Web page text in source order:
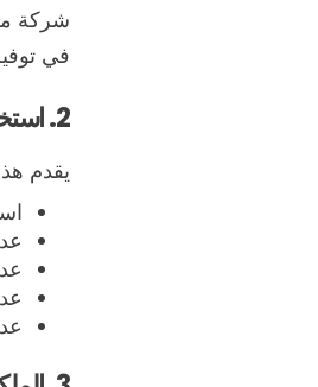
شركة
في
2. استخدام الموقع
يقدم